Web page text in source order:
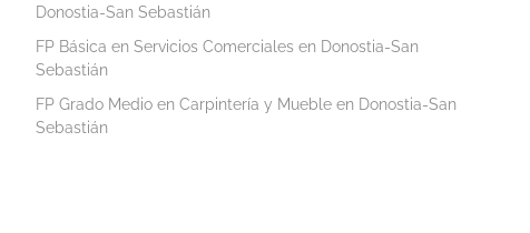
Donostia-San Sebastián
FP Básica en Servicios Comerciales en Donostia-San
Sebastián
FP Grado Medio en Carpintería y Mueble en Donostia-San
Sebastián